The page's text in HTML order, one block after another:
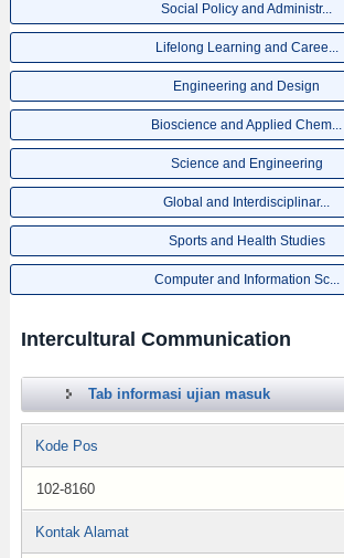
Social Policy and Administr...
Lifelong Learning and Caree...
Engineering and Design
Bioscience and Applied Chem...
Science and Engineering
Global and Interdisciplinar...
Sports and Health Studies
Computer and Information Sc...
Intercultural Communication
Tab informasi ujian masuk
Kode Pos
102-8160
Kontak Alamat